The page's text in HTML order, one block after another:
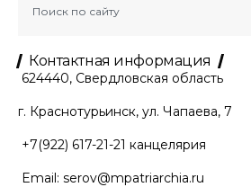
Контактная информация
624440, Свердловская область
г. Краснотурьинск, ул. Чапаева, 7
+7(922) 617-21-21 канцелярия
Email: serov@mpatriarchia.ru